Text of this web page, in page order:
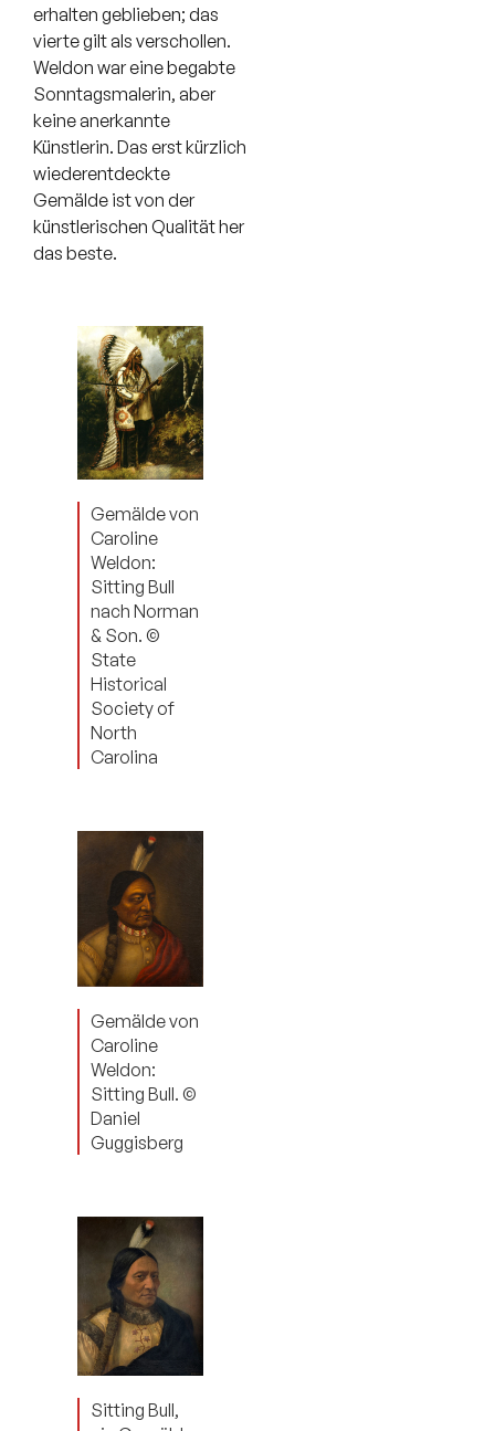
erhalten geblieben; das
vierte gilt als verschollen.
Weldon war eine begabte
Sonntagsmalerin, aber
keine anerkannte
Künstlerin. Das erst kürzlich
wiederentdeckte
Gemälde ist von der
künstlerischen Qualität her
das beste.
Gemälde von
Caroline
Weldon:
Sitting Bull
nach Norman
& Son. ©
State
Historical
Society of
North
Carolina
Gemälde von
Caroline
Weldon:
Sitting Bull. ©
Daniel
Guggisberg
Sitting Bull,